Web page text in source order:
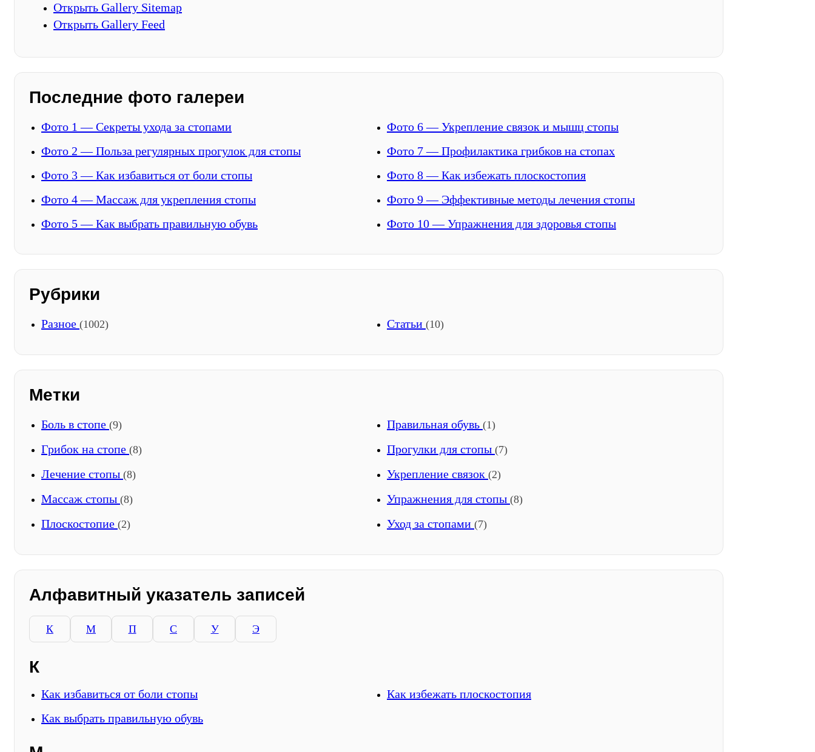
Открыть Gallery Sitemap
Открыть Gallery Feed
Последние фото галереи
Фото 1 — Секреты ухода за стопами
Фото 2 — Польза регулярных прогулок для стопы
Фото 3 — Как избавиться от боли стопы
Фото 4 — Массаж для укрепления стопы
Фото 5 — Как выбрать правильную обувь
Фото 6 — Укрепление связок и мышц стопы
Фото 7 — Профилактика грибков на стопах
Фото 8 — Как избежать плоскостопия
Фото 9 — Эффективные методы лечения стопы
Фото 10 — Упражнения для здоровья стопы
Рубрики
Разное (1002) Статьи (10)
Метки
Боль в стопе (9)
Грибок на стопе (8)
Лечение стопы (8)
Массаж стопы (8)
Плоскостопие (2)
Правильная обувь (1)
Прогулки для стопы (7)
Укрепление связок (2)
Упражнения для стопы (8)
Уход за стопами (7)
Алфавитный указатель записей
К М П С У Э
К
Как избавиться от боли стопы
Как выбрать правильную обувь
Как избежать плоскостопия